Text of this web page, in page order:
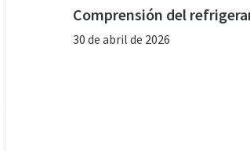
Comprensión del
30 de abril de 2026